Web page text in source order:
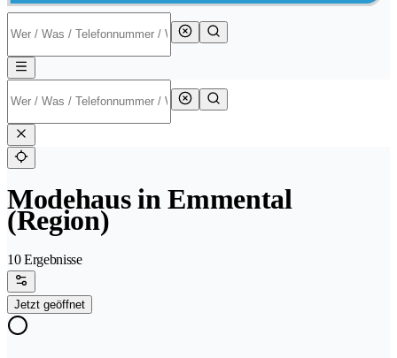
Modehaus in Emmental
(Region)
10 Ergebnisse
Jetzt geöffnet